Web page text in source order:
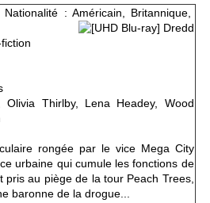
: Américain, Britannique,
Thirlby, Lena Headey, Wood
rongée par le vice Mega City
urbaine qui cumule les fonctions de
pris au piège de la tour Peach Trees,
baronne de la drogue...